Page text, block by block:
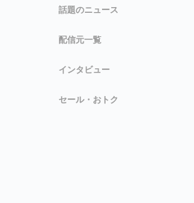
話題のニュース
配信元一覧
インタビュー
セール・おトク